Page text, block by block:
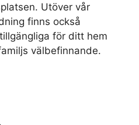
Utöver vår
finns också
för ditt hem
välbefinnande.